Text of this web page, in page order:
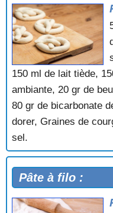
150 ml de lait tiède,
ambiante, 20 gr de
80 gr de bicarbonate
dorer, Graines de
sel.
Pâte à filo :